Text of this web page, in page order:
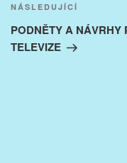
Následující
příspěvek
NÁSLEDUJÍCÍ
PODNĚTY A NÁVRHY
TELEVIZE